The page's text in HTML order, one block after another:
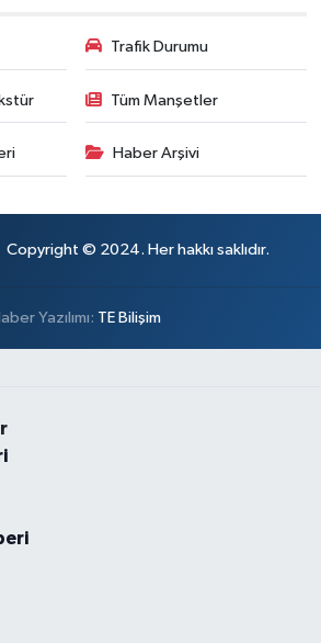
Trafik Durumu
Tüm Manşetler
Haber Arşivi
Copyright © 2024. Her hakkı saklıdır.
Yazılımı: TE Bilişim